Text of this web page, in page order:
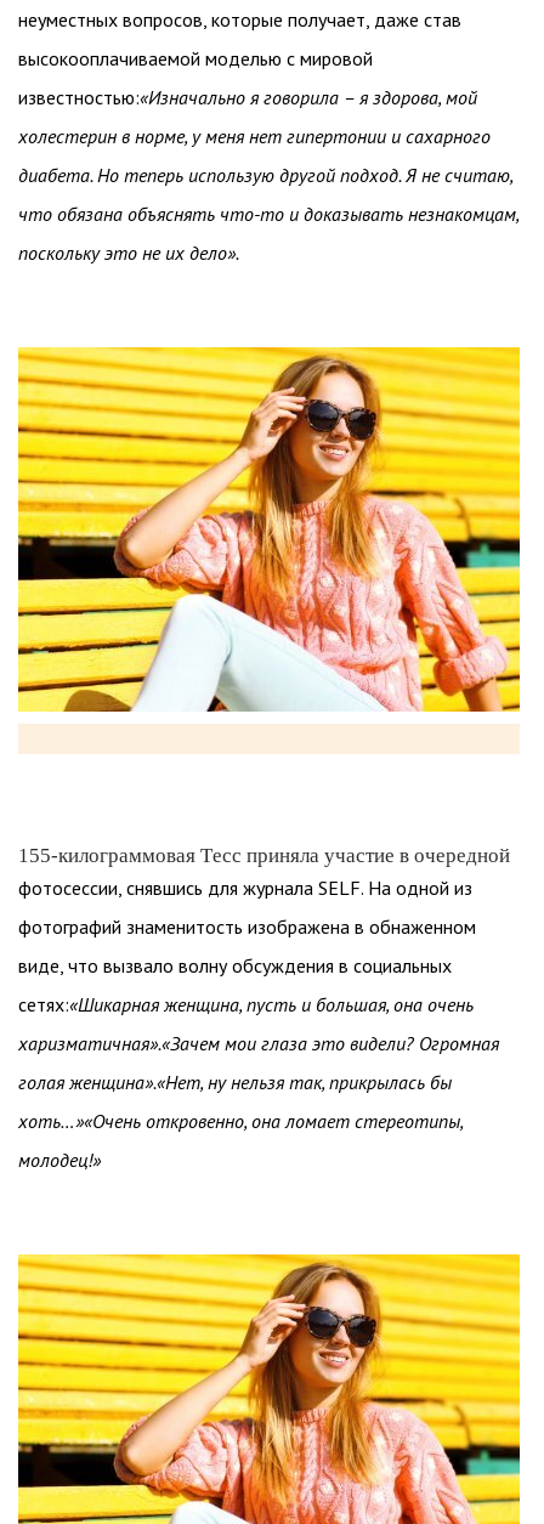
неуместных вопросов, которые получает, даже став
высокооплачиваемой моделью с мировой
известностью:«Изначально я говорила – я здорова, мой
холестерин в норме, у меня нет гипертонии и сахарного
диабета. Но теперь использую другой подход. Я не считаю,
что обязана объяснять что-то и доказывать незнакомцам,
поскольку это не их дело».
155-килограммовая Тесс приняла участие в очередной
фотосессии, снявшись для журнала SELF. На одной из
фотографий знаменитость изображена в обнаженном
виде, что вызвало волну обсуждения в социальных
сетях:«Шикарная женщина, пусть и большая, она очень
харизматичная».«Зачем мои глаза это видели? Огромная
голая женщина».«Нет, ну нельзя так, прикрылась бы
хоть…»«Очень откровенно, она ломает стереотипы,
молодец!»